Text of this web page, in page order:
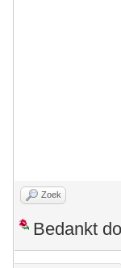
Zoek
Bedankt